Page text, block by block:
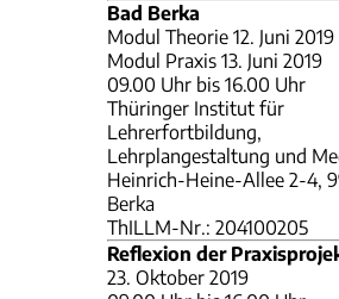
Bad Berka
Modul Theorie 12. Juni 2019
Modul Praxis 13. Juni 2019
09.00 Uhr bis 16.00 Uhr
Thüringer Institut für
Lehrerfortbildung,
Lehrplangestaltung und
Heinrich-Heine-Allee 2-4,
Berka
ThILLM-Nr.: 204100205
Reflexion der
23. Oktober 2019